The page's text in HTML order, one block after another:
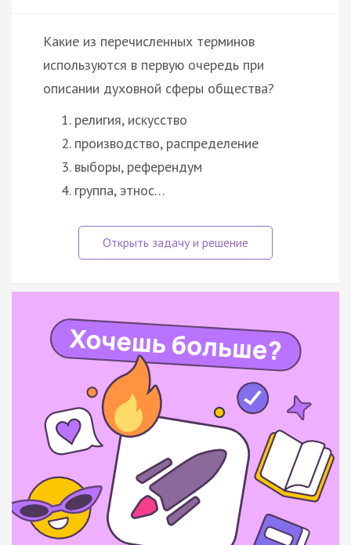
Какие из перечисленных терминов
используются в первую очередь при
описании духовной сферы общества?
религия, искусство
производство, распределение
выборы, референдум
группа, этнос…